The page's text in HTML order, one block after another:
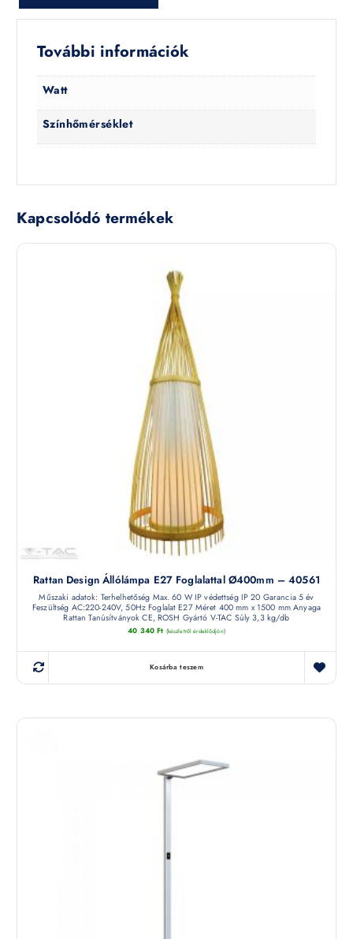
További információk
Watt
Színhőmérséklet
Kapcsolódó termékek
Rattan Design Állólámpa E27 Foglalattal Ø400mm – 40561
Műszaki adatok: Terhelhetőség Max. 60 W IP védettség IP 20 Garancia 5 év
Feszültség AC:220-240V, 50Hz Foglalat E27 Méret 400 mm x 1500 mm Anyaga
Rattan Tanúsítványok CE, ROSH Gyártó V-TAC Súly 3,3 kg/db
40 340Ft (készletről érdeklődjön)
Kosárba teszem